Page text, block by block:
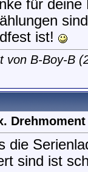
für
ist!
von B-Boy-B
die
sind ist